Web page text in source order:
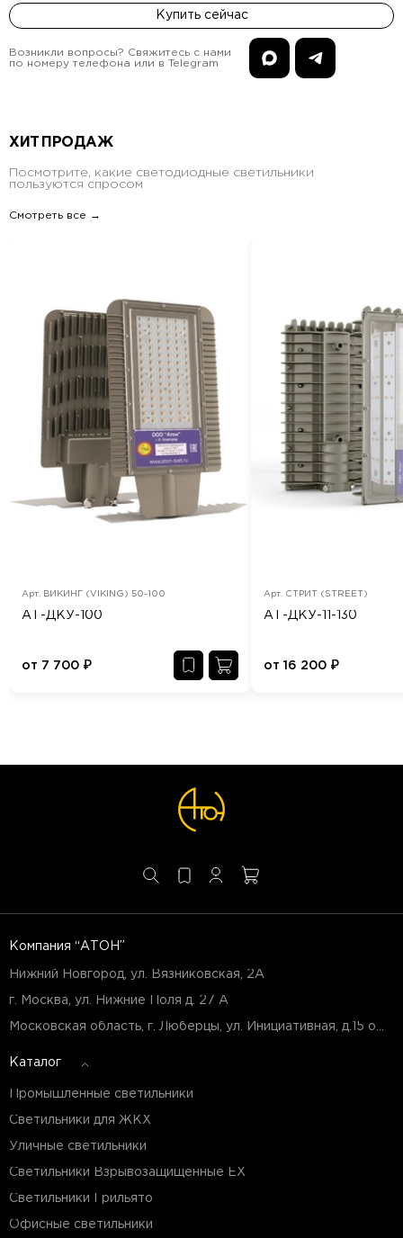
Купить сейчас
Возникли вопросы? Свяжитесь с нами
по номеру телефона или в Telegram
ХИТ ПРОДАЖ
Посмотрите, какие светодиодные светильники
пользуются спросом
Смотреть все →
Арт. ВИКИНГ (VIKING) 50-100
АТ-ДКУ-100
от 7 700 ₽
Арт. СТРИТ (STREET)
АТ-ДКУ-11-130
от 16 200 ₽
Компания “АТОН”
Нижний Новгород, ул. Вязниковская, 2А
г. Москва, ул. Нижние Поля д. 27 А
Каталог
Промышленные светильники
Светильники для ЖКХ
Уличные светильники
Светильники Взрывозащищенные EX
Светильники Грильято
Офисные светильники